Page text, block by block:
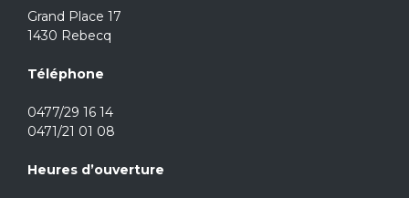
Grand Place 17
1430 Rebecq
Téléphone
0477/29 16 14
0471/21 01 08
Heures d’ouverture